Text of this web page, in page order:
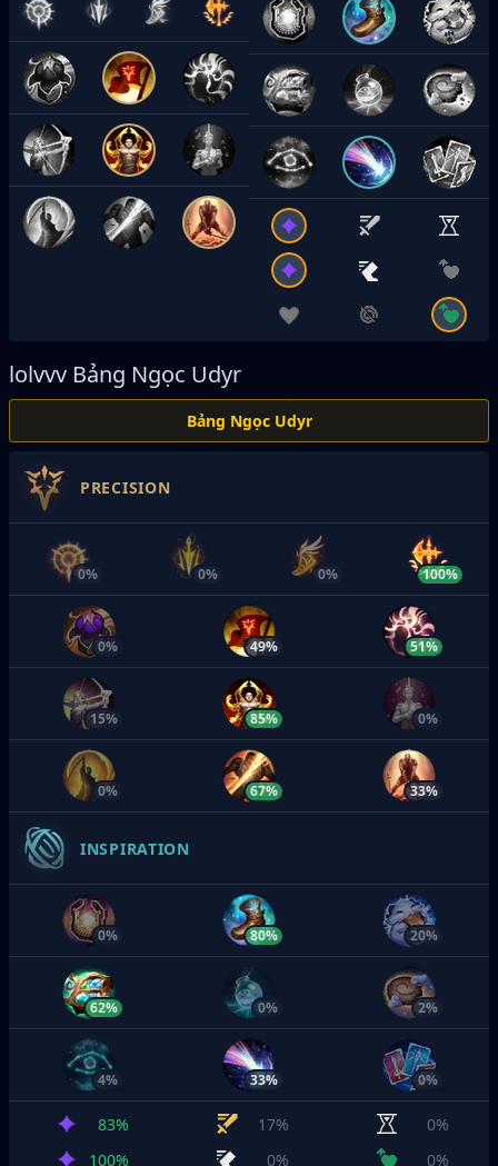
lolvvv Bảng Ngọc Udyr
Bảng Ngọc Udyr
PRECISION
0% 0% 0% 100%
0% 49% 51%
15% 85% 0%
0% 67% 33%
INSPIRATION
0% 80% 20%
62% 0% 2%
4% 33% 0%
83% 17%
0%
100%
0% 0%